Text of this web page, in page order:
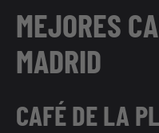
MEJORES
MADRID
CAFÉ DE LA